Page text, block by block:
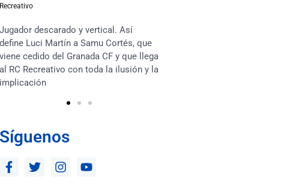
Recreativo
Jugador descarado y vertical. Así
define Luci Martín a Samu Cortés, que
viene cedido del Granada CF y que llega
al RC Recreativo con toda la ilusión y la
implicación
Síguenos